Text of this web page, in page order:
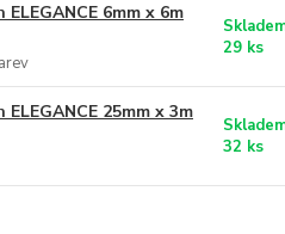
6mm x 6m
29 ks
25mm x 3m
32 ks